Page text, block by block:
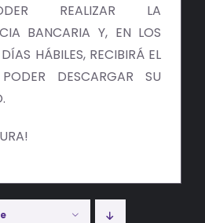
CONTACTO
REALIZAR LA
BANCARIA Y, EN LOS
HÁBILES, RECIBIRÁ EL
DESCARGAR SU